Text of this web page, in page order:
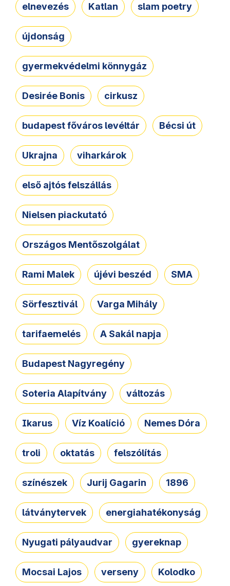
elnevezés Katlan slam poetry
újdonság
gyermekvédelmi könnygáz
Desirée Bonis cirkusz
budapest főváros levéltár Bécsi út
Ukrajna viharkárok
első ajtós felszállás
Nielsen piackutató
Országos Mentőszolgálat
Rami Malek újévi beszéd SMA
Sörfesztivál Varga Mihály
tarifaemelés A Sakál napja
Budapest Nagyregény
Soteria Alapítvány változás
Ikarus Víz Koalíció Nemes Dóra
troli oktatás felszólítás
színészek Jurij Gagarin 1896
látványtervek energiahatékonyság
Nyugati pályaudvar gyereknap
Mocsai Lajos verseny Kolodko